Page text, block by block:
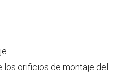
los orificios de montaje del